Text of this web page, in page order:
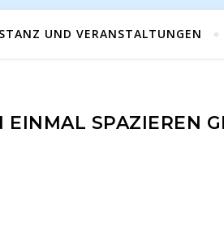
Volkstanz in Kärnten
UND VERANSTALTUNGEN
SPAZIEREN